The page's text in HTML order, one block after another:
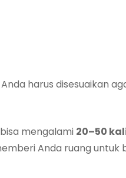
harus disesuaikan
mengalami 20–50
Anda ruang untuk